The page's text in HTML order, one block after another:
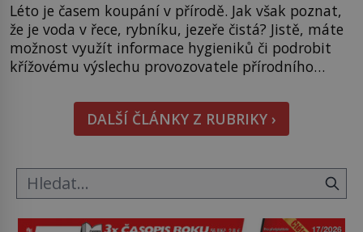
Léto je časem koupání v přírodě. Jak však poznat,
že je voda v řece, rybníku, jezeře čistá? Jistě, máte
možnost využít informace hygieniků či podrobit
křížovému výslechu provozovatele přírodního
Podívat se pod hladinu a zjistit, kdo si onu
konkrétní vodní lokalitu oblíbil už dávno před
vámi. Říká se jim bioindikátory […]
DALŠÍ ČLÁNKY Z RUBRIKY ›